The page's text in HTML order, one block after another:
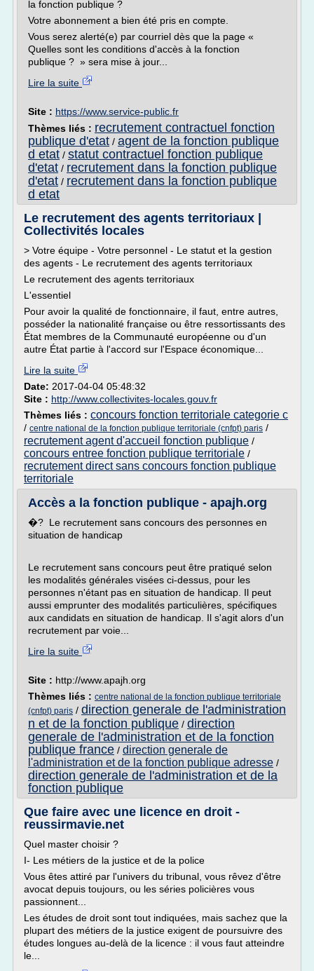
la fonction publique ?
Votre abonnement a bien été pris en compte.
Vous serez alerté(e) par courriel dès que la page «
Quelles sont les conditions d'accès à la fonction
publique ? » sera mise à jour...
Lire la suite
Site : https://www.service-public.fr
Thèmes liés : recrutement contractuel fonction
publique d'etat / agent de la fonction publique
d etat / statut contractuel fonction publique
d'etat / recrutement dans la fonction publique
d'etat / recrutement dans la fonction publique
d etat
Le recrutement des agents territoriaux |
Collectivités locales
> Votre équipe - Votre personnel - Le statut et la gestion
des agents - Le recrutement des agents territoriaux
Le recrutement des agents territoriaux
L'essentiel
Pour avoir la qualité de fonctionnaire, il faut, entre autres,
posséder la nationalité française ou être ressortissants des
État membres de la Communauté européenne ou d'un
autre État partie à l'accord sur l'Espace économique...
Lire la suite
Date: 2017-04-04 05:48:32
Site : http://www.collectivites-locales.gouv.fr
Thèmes liés : concours fonction territoriale categorie c
/ centre national de la fonction publique territoriale (cnfpt) paris /
recrutement agent d'accueil fonction publique /
concours entree fonction publique territoriale /
recrutement direct sans concours fonction publique
territoriale
Accès a la fonction publique - apajh.org
�? Le recrutement sans concours des personnes en
situation de handicap
Le recrutement sans concours peut être pratiqué selon
les modalités générales visées ci-dessus, pour les
personnes n'étant pas en situation de handicap. Il peut
aussi emprunter des modalités particulières, spécifiques
aux candidats en situation de handicap. Il s'agit alors d'un
recrutement par voie...
Lire la suite
Site : http://www.apajh.org
Thèmes liés : centre national de la fonction publique territoriale
(cnfpt) paris / direction generale de l'administration
n et de la fonction publique / direction
generale de l'administration et de la fonction
publique france / direction generale de
l'administration et de la fonction publique adresse /
direction generale de l'administration et de la
fonction publique
Que faire avec une licence en droit -
reussirmavie.net
Quel master choisir ?
I- Les métiers de la justice et de la police
Vous êtes attiré par l'univers du tribunal, vous rêvez d'être
avocat depuis toujours, ou les séries policières vous
passionnent...
Les études de droit sont tout indiquées, mais sachez que la
plupart des métiers de la justice exigent de poursuivre des
études longues au-delà de la licence : il vous faut atteindre
le...